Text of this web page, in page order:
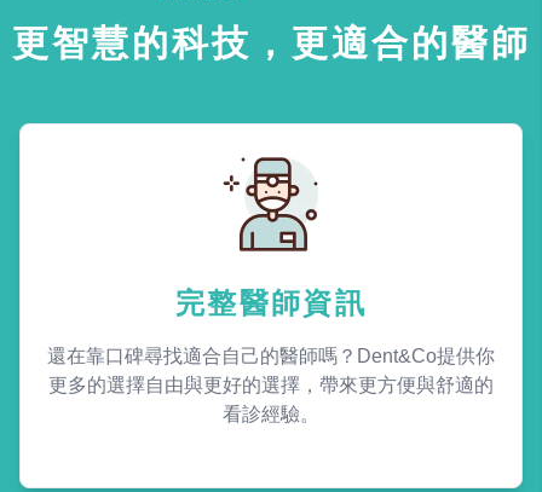
更智慧的科技，更適合的醫師
完整醫師資訊
還在靠口碑尋找適合自己的醫師嗎？Dent&Co提供你
更多的選擇自由與更好的選擇，帶來更方便與舒適的
看診經驗。